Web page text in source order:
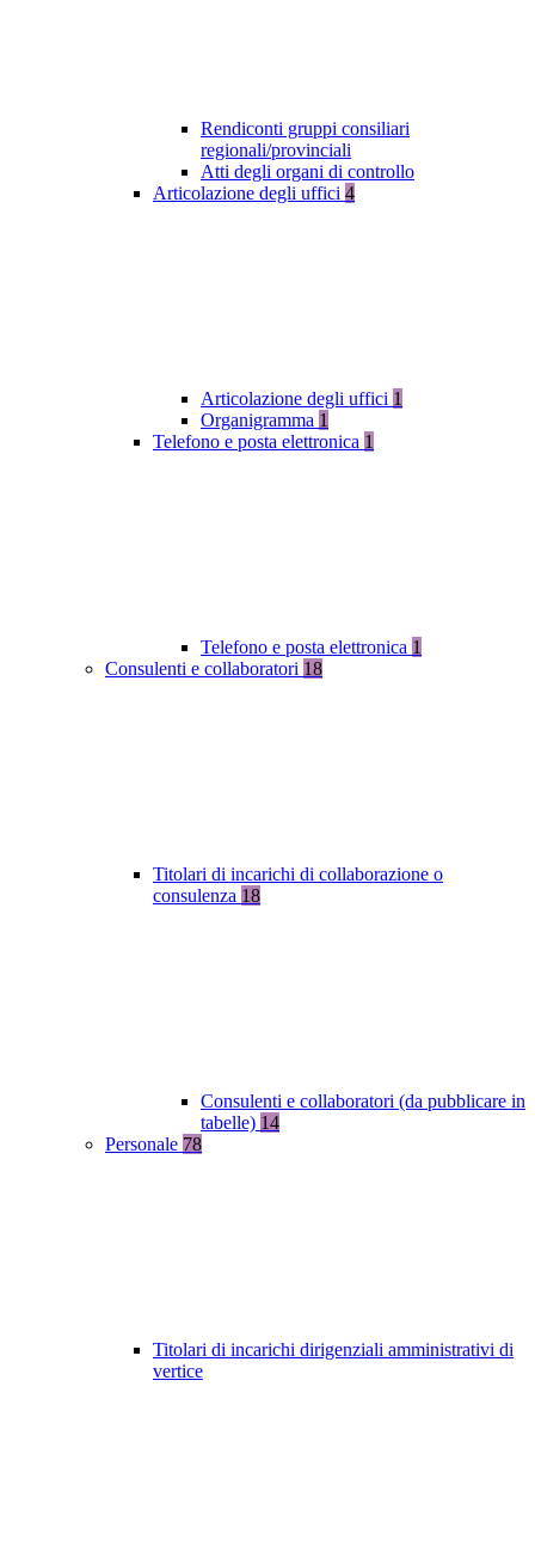
Rendiconti gruppi consiliari
regionali/provinciali
Atti degli organi di controllo
Articolazione degli uffici 4
Articolazione degli uffici 1
Organigramma 1
Telefono e posta elettronica 1
Telefono e posta elettronica 1
Consulenti e collaboratori 18
Titolari di incarichi di collaborazione o
consulenza 18
Consulenti e collaboratori (da pubblicare in
tabelle) 14
Personale 78
Titolari di incarichi dirigenziali amministrativi di
vertice